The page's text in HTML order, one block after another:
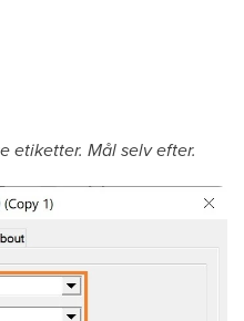
etiketter. Mål selv efter.